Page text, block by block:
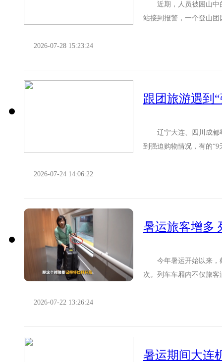
近期，人员被困山中的
站接到报警，一个登山
2026-07-28 15:23:24
跟团旅游遇到
辽宁大连、四川成都等
到强迫购物情况，有的
2026-07-24 14:06:22
暑运旅客增多
今年暑运开始以来，截
次。列车车厢内不仅旅
2026-07-22 13:26:24
暑运期间大连